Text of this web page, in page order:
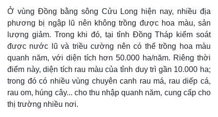
Ở vùng Đồng bằng sông Cửu Long hiện nay, nhiều địa
phương bị ngập lũ nên không trồng được hoa màu, sản
lượng giảm. Trong khi đó, tại tỉnh Đồng Tháp kiểm soát
được nước lũ và triều cường nên có thể trồng hoa màu
quanh năm, với diện tích hơn 50.000 ha/năm. Riêng thời
điểm này, diện tích rau màu của tỉnh duy trì gần 10.000 ha;
trong đó có nhiều vùng chuyên canh rau má, rau diếp cá,
rau om, húng cây... cho thu nhập quanh năm, cung cấp cho
thị trường nhiều nơi.